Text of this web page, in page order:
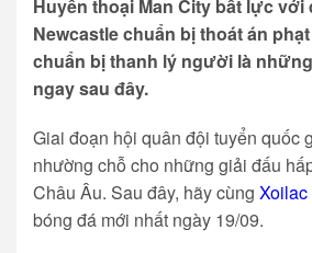
Huyền thoại Man City bất lực với
Newcastle chuẩn bị thoát án
chuẩn bị thanh lý người là
ngay sau đây.
Giai đoạn hội quân đội tuyển quốc
nhường chỗ cho những giải đấu
Châu Âu. Sau đây, hãy cùng Xoilac
bóng đá mới nhất ngày 19/09.